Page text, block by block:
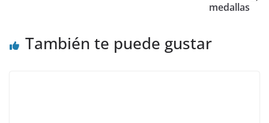
medallas
También te puede gustar